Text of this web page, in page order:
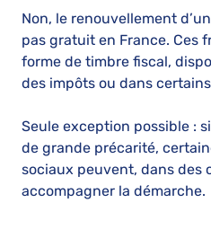
Non, le renouvellement
pas gratuit en France. Ces
forme de timbre fiscal,
des impôts ou dans
Seule exception possible :
de grande précarité,
sociaux peuvent, dans des
accompagner la démarche.